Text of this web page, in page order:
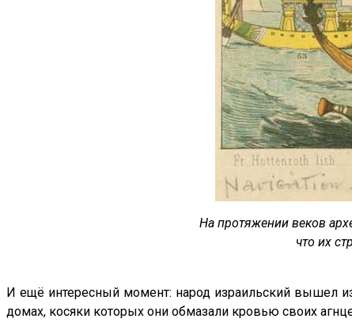
На протяжении веков
что их
И ещё интересный момент: народ израильский вышел
домах, косяки которых они обмазали кровью своих